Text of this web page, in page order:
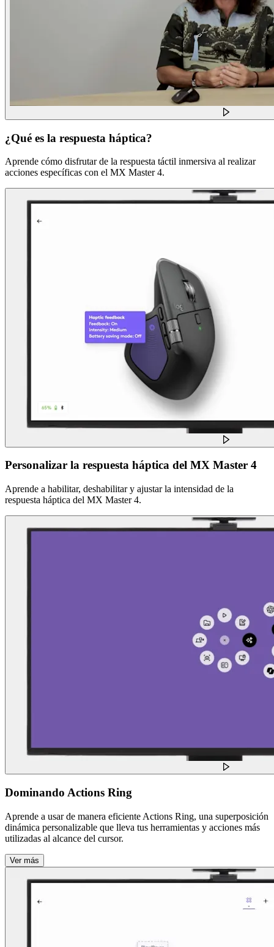
¿Qué es la respuesta háptica?
Aprende cómo disfrutar de la respuesta táctil inmersiva al realizar
acciones específicas con el MX Master 4.
Personalizar la respuesta háptica del MX Master 4
Aprende a habilitar, deshabilitar y ajustar la intensidad de la
respuesta háptica del MX Master 4.
Dominando Actions Ring
Aprende a usar de manera eficiente Actions Ring, una superposición
dinámica personalizable que lleva tus herramientas y acciones más
utilizadas al alcance del cursor.
Ver más